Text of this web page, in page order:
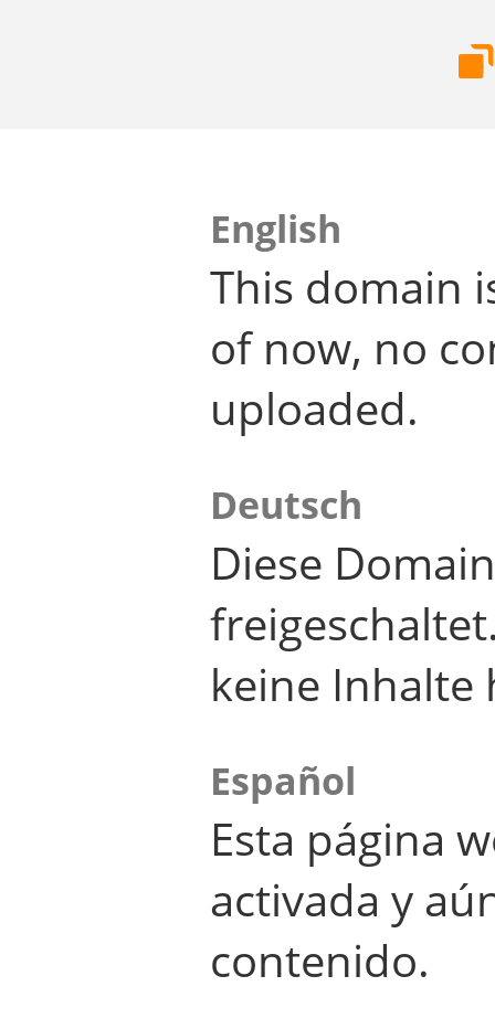
English
This domain
of now, no
uploaded.
Deutsch
Diese
keine Inhalte
Español
Esta página
activada y
contenido.